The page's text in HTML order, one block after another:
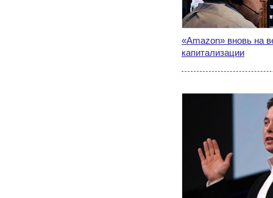
«Amazon» вновь на
капитализации